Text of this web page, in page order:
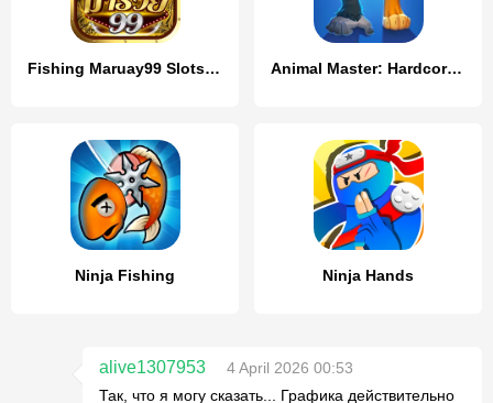
Fishing Maruay99 Slots Casino Animal Master: Hardcore Safari
Ninja Fishing Ninja Hands
alive1307953
4 April 2026 00:53
Так, что я могу сказать... Графика действительно